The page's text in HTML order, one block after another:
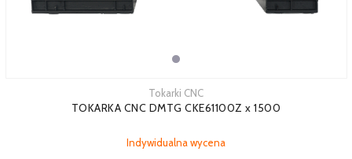
Tokarki CNC
TOKARKA CNC DMTG CKE61100Z x 1500
Indywidualna wycena